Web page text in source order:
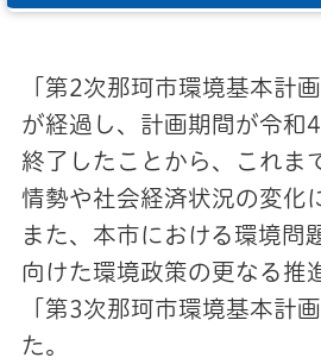
「第2次那珂市環境基本計
が経過し、計画期間が令和
終了したことから、これま
情勢や社会経済状況の変化
また、本市における環境問
向けた環境政策の更なる推
「第3次那珂市環境基本計
た。